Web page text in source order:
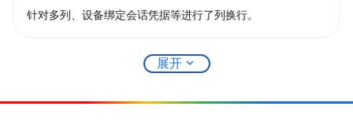
针对多列、设备绑定会话凭据等进行了列换行。
展开 expand_more